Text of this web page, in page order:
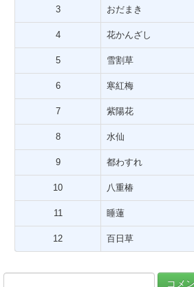
3 おだまき
4 花かんざし
5 雪割草
6 寒紅梅
7 紫陽花
8 水仙
9 都わすれ
10 八重椿
11 睡蓮
12 百日草